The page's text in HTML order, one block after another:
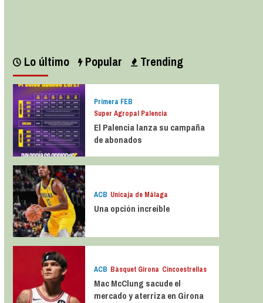
Lo último Popular Trending
Primera FEB
Super Agropal Palencia
El Palencia lanza su campaña
de abonados
ACB Unicaja de Málaga
Una opción increíble
ACB Bàsquet Girona Cincoestrellas
Mac McClung sacude el
mercado y aterriza en Girona